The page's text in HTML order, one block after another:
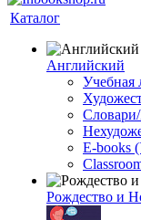
Каталог
Английский
Учебная
E-books
Рождество и